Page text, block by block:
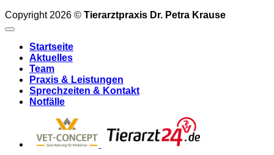
Copyright 2026 © Tierarztpraxis Dr. Petra Krause
Startseite
Aktuelles
Team
Praxis & Leistungen
Sprechzeiten & Kontakt
Notfälle